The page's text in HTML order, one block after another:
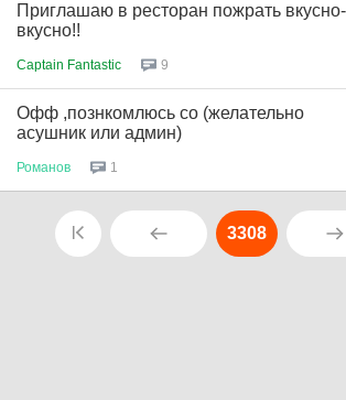
Приглашаю в ресторан пожрать вкусно-
вкусно!!
Captain Fantastic 9
Офф ,познкомлюсь со (желательно
асушник или админ)
Романов 1
3308